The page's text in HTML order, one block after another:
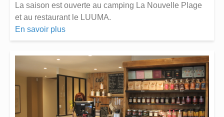
La saison est ouverte au camping La Nouvelle Plage
et au restaurant le LUUMA.
En savoir plus